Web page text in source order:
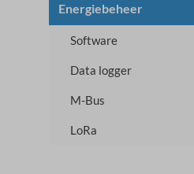
Energiebeheer
Software
Data logger
M-Bus
LoRa